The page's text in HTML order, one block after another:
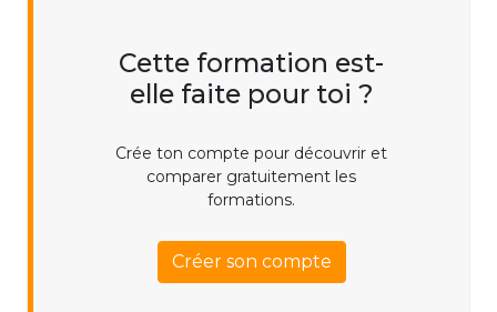
Cette formation est-
elle faite pour toi ?
Crée ton compte pour découvrir et
comparer gratuitement les
formations.
Créer son compte